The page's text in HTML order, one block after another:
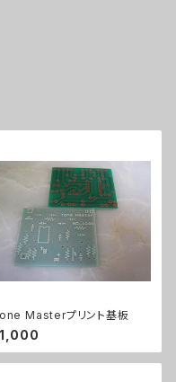
Masterプリント基板